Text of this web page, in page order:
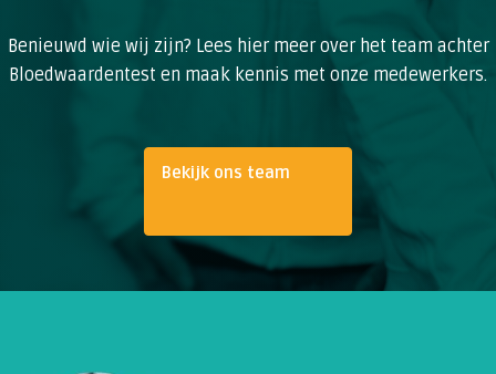
Benieuwd wie wij zijn? Lees hier meer over het team achter
Bloedwaardentest en maak kennis met onze medewerkers.
Bekijk ons team